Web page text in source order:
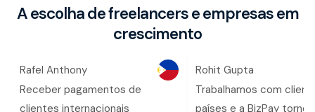
A escolha de freelancers e empresas em
crescimento
Rafel Anthony
Receber pagamentos de
clientes internacionais
Rohit Gupta
Trabalhamos com
países e a BizPay